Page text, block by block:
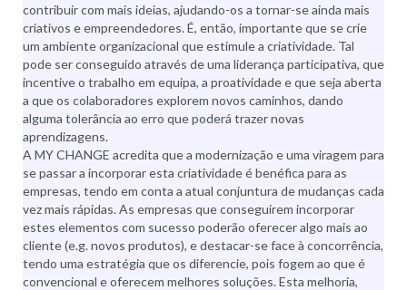
contribuir com mais ideias, ajudando-os a tornar-se ainda mais
criativos e empreendedores. É, então, importante que se crie
um ambiente organizacional que estimule a criatividade. Tal
pode ser conseguido através de uma liderança participativa, que
incentive o trabalho em equipa, a proatividade e que seja aberta
a que os colaboradores explorem novos caminhos, dando
alguma tolerância ao erro que poderá trazer novas
aprendizagens.
A MY CHANGE acredita que a modernização e uma viragem para
se passar a incorporar esta criatividade é benéfica para as
empresas, tendo em conta a atual conjuntura de mudanças cada
vez mais rápidas. As empresas que conseguirem incorporar
estes elementos com sucesso poderão oferecer algo mais ao
cliente (e.g. novos produtos), e destacar-se face à concorrência,
tendo uma estratégia que os diferencie, pois fogem ao que é
convencional e oferecem melhores soluções. Esta melhoria,